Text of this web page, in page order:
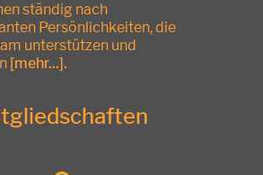
ständig nach
Persönlichkeiten, die
unterstützen und
[mehr...].